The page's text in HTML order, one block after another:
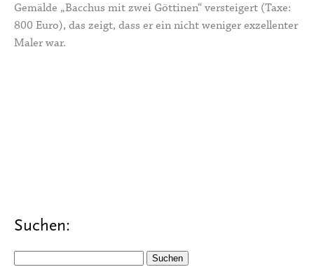
Gemälde „Bacchus mit zwei Göttinen“ versteigert (Taxe:
800 Euro), das zeigt, dass er ein nicht weniger exzellenter
Maler war.
Suchen: